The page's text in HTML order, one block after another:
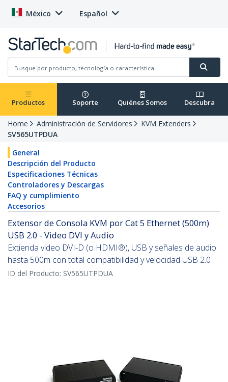
México Español
Productos Soporte Quiénes Somos Descubra
Home Administración de Servidores
KVM Extenders
SV565UTPDUA
General
Descripción del Producto
Especificaciones Técnicas
Controladores y Descargas
FAQ y cumplimiento
Accesorios
Extensor de Consola KVM por Cat 5 Ethernet (500m)
USB 2.0 - Video DVI y Audio
Extienda video DVI-D (o HDMI®), USB y señales de audio
hasta 500m con total compatibilidad y velocidad USB 2.0
ID del Producto: SV565UTPDUA